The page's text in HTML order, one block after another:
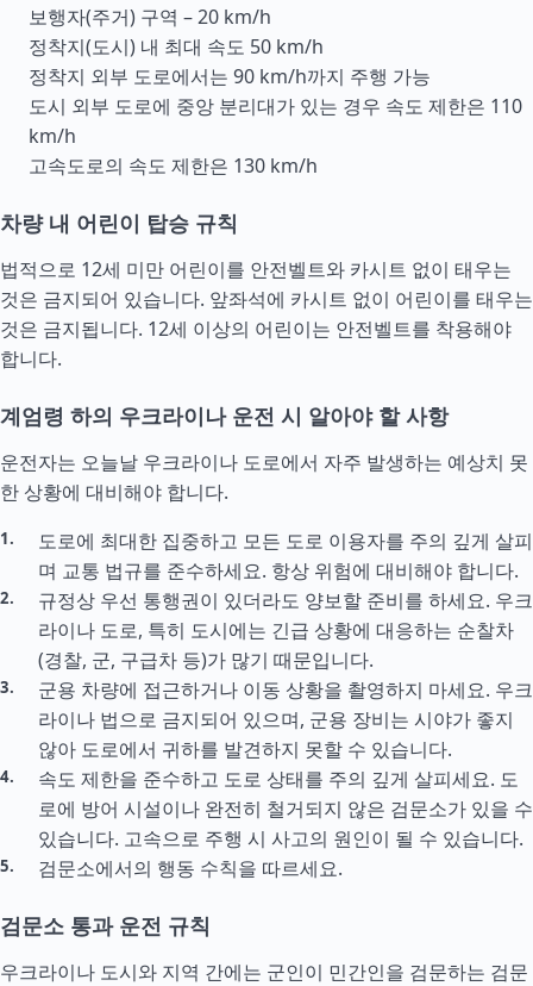
보행자(주거) 구역 – 20 km/h
정착지(도시) 내 최대 속도 50 km/h
정착지 외부 도로에서는 90 km/h까지 주행 가능
도시 외부 도로에 중앙 분리대가 있는 경우 속도 제한은 110
km/h
고속도로의 속도 제한은 130 km/h
차량 내 어린이 탑승 규칙
법적으로 12세 미만 어린이를 안전벨트와 카시트 없이 태우는
것은 금지되어 있습니다. 앞좌석에 카시트 없이 어린이를 태우는
것은 금지됩니다. 12세 이상의 어린이는 안전벨트를 착용해야
합니다.
계엄령 하의 우크라이나 운전 시 알아야 할 사항
운전자는 오늘날 우크라이나 도로에서 자주 발생하는 예상치 못
한 상황에 대비해야 합니다.
도로에 최대한 집중하고 모든 도로 이용자를 주의 깊게 살피
며 교통 법규를 준수하세요. 항상 위험에 대비해야 합니다.
규정상 우선 통행권이 있더라도 양보할 준비를 하세요. 우크
라이나 도로, 특히 도시에는 긴급 상황에 대응하는 순찰차
(경찰, 군, 구급차 등)가 많기 때문입니다.
군용 차량에 접근하거나 이동 상황을 촬영하지 마세요. 우크
라이나 법으로 금지되어 있으며, 군용 장비는 시야가 좋지
않아 도로에서 귀하를 발견하지 못할 수 있습니다.
속도 제한을 준수하고 도로 상태를 주의 깊게 살피세요. 도
로에 방어 시설이나 완전히 철거되지 않은 검문소가 있을 수
있습니다. 고속으로 주행 시 사고의 원인이 될 수 있습니다.
검문소에서의 행동 수칙을 따르세요.
검문소 통과 운전 규칙
우크라이나 도시와 지역 간에는 군인이 민간인을 검문하는 검문